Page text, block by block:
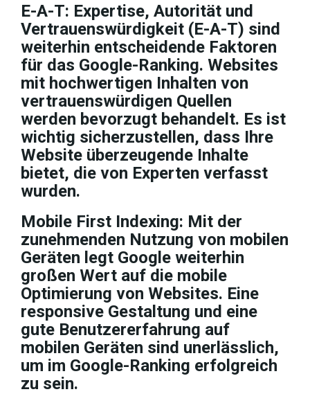
E-A-T: Expertise, Autorität und
Vertrauenswürdigkeit (E-A-T) sind
weiterhin entscheidende Faktoren
für das Google-Ranking. Websites
mit hochwertigen Inhalten von
vertrauenswürdigen Quellen
werden bevorzugt behandelt. Es ist
wichtig sicherzustellen, dass Ihre
Website überzeugende Inhalte
bietet, die von Experten verfasst
wurden.
Mobile First Indexing: Mit der
zunehmenden Nutzung von mobilen
Geräten legt Google weiterhin
großen Wert auf die mobile
Optimierung von Websites. Eine
responsive Gestaltung und eine
gute Benutzererfahrung auf
mobilen Geräten sind unerlässlich,
um im Google-Ranking erfolgreich
zu sein.